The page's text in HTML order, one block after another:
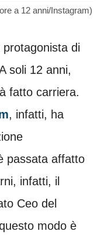
a 12 anni/Instagram)
di
soli 12 anni,
fatto carriera.
, infatti, ha
passata affatto
infatti, il
Ceo del
modo è